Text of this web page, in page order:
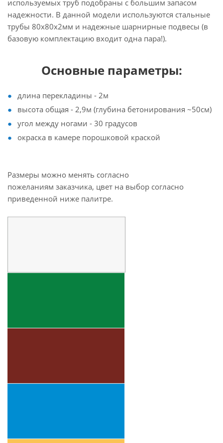
используемых труб подобраны с большим запасом
надежности. В данной модели используются стальные
трубы 80х80х2мм и надежные шарнирные подвесы (в
базовую комплектацию входит одна пара!).
Основные параметры:
длина перекладины - 2м
высота общая - 2,9м (глубина бетонирования ~50см)
угол между ногами - 30 градусов
окраска в камере порошковой краской
Размеры можно менять согласно
пожеланиям заказчика, цвет на выбор согласно
приведенной ниже палитре.